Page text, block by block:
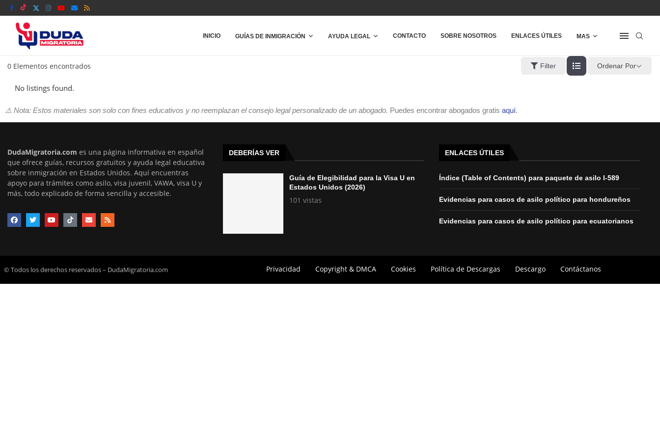
INICIO GUÍAS DE INMIGRACIÓN AYUDA LEGAL CONTACTO SOBRE NOSOTROS ENLACES ÚTILES MAS
0 Elementos encontrados Filter Ordenar Por
No listings found.
⚠️ Nota: Estos materiales son solo con fines educativos y no reemplazan el consejo legal personalizado de un abogado. Puedes encontrar abogados gratis aquí.
DudaMigratoria.com es una página informativa en español
que ofrece guías, recursos gratuitos y ayuda legal educativa
sobre inmigración en Estados Unidos. Aquí encuentras
apoyo para trámites como asilo, visa juvenil, VAWA, visa U y
más, todo explicado de forma sencilla y accesible.
DEBERÍAS VER
Guía de Elegibilidad para la Visa U en
Estados Unidos (2026)
101 vistas
ENLACES ÚTILES
Índice (Table of Contents) para paquete de asilo I-589
Evidencias para casos de asilo político para hondureños
Evidencias para casos de asilo político para ecuatorianos
© Todos los derechos reservados – DudaMigratoria.com Privacidad Copyright & DMCA Cookies Política de Descargas Descargo Contáctanos